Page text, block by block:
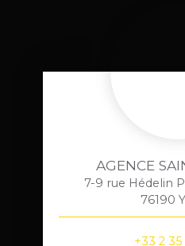
AGENCE
7-9 rue Hédelin
76190
+33 2